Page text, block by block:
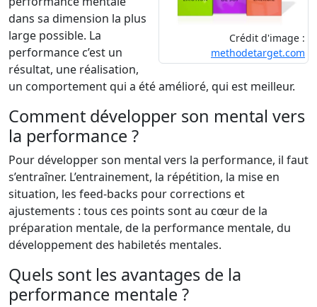
Crédit d'image :
methodetarget.com
dans sa dimension la plus
large possible. La
performance c’est un
résultat, une réalisation,
un comportement qui a été amélioré, qui est meilleur.
Comment développer son mental vers
la performance ?
Pour développer son mental vers la performance, il faut
s’entraîner. L’entrainement, la répétition, la mise en
situation, les feed-backs pour corrections et
ajustements : tous ces points sont au cœur de la
préparation mentale, de la performance mentale, du
développement des habiletés mentales.
Quels sont les avantages de la
performance mentale ?